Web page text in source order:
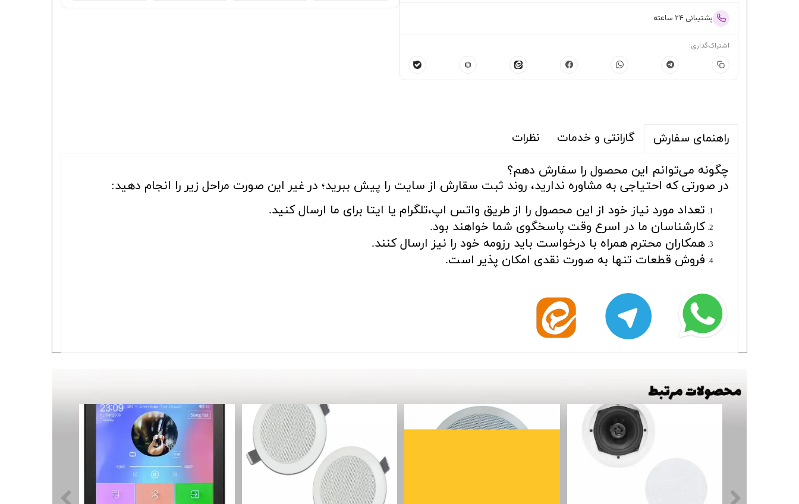
پشتیبانی ۲۴ ساعته
اشتراک‌گذاری:
راهنمای سفارش گارانتی و خدمات نظرات
چگونه می‌توانم این محصول را سفارش دهم؟
در صورتی که احتیاجی به مشاوره ندارید، روند ثبت سقارش از سایت را پیش ببرید؛ در غیر این صورت مراحل زیر را انجام دهید:
تعداد مورد نیاز خود از این محصول را از طریق واتس اپ،تلگرام یا ایتا برای ما ارسال کنید.
کارشناسان ما در اسرع وقت پاسخگوی شما خواهند بود.
همکاران محترم همراه با درخواست باید رزومه خود را نیز ارسال کنند.
فروش قطعات تنها به صورت نقدی امکان پذیر است.